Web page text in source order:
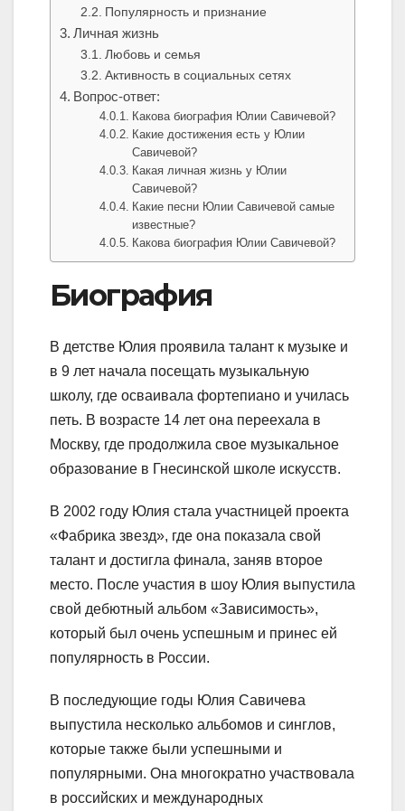
Популярность и признание
Личная жизнь
Любовь и семья
Активность в социальных сетях
Вопрос-ответ:
Какова биография Юлии Савичевой?
Какие достижения есть у Юлии
Савичевой?
Какая личная жизнь у Юлии
Савичевой?
Какие песни Юлии Савичевой самые
известные?
Какова биография Юлии Савичевой?
Биография
В детстве Юлия проявила талант к музыке и
в 9 лет начала посещать музыкальную
школу, где осваивала фортепиано и училась
петь. В возрасте 14 лет она переехала в
Москву, где продолжила свое музыкальное
образование в Гнесинской школе искусств.
В 2002 году Юлия стала участницей проекта
«Фабрика звезд», где она показала свой
талант и достигла финала, заняв второе
место. После участия в шоу Юлия выпустила
свой дебютный альбом «Зависимость»,
который был очень успешным и принес ей
популярность в России.
В последующие годы Юлия Савичева
выпустила несколько альбомов и синглов,
которые также были успешными и
популярными. Она многократно участвовала
в российских и международных